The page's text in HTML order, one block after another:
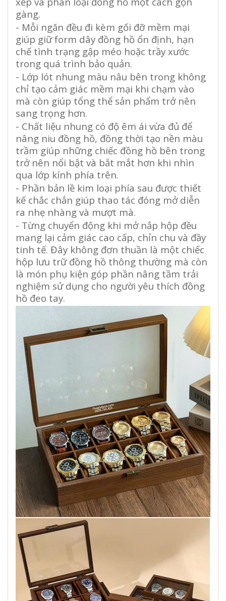
gàng.
- Mỗi ngăn đều đi kèm gối đỡ mềm mại
giúp giữ form dây đồng hồ ổn định, hạn
chế tình trạng gập méo hoặc trầy xước
trong quá trình bảo quản.
- Lớp lót nhung màu nâu bên trong không
chỉ tạo cảm giác mềm mại khi chạm vào
mà còn giúp tổng thể sản phẩm trở nên
sang trọng hơn.
- Chất liệu nhung có độ êm ái vừa đủ để
nâng niu đồng hồ, đồng thời tạo nền màu
trầm giúp những chiếc đồng hồ bên trong
trở nên nổi bật và bắt mắt hơn khi nhìn
qua lớp kính phía trên.
- Phần bản lề kim loại phía sau được thiết
kế chắc chắn giúp thao tác đóng mở diễn
ra nhẹ nhàng và mượt mà.
- Từng chuyển động khi mở nắp hộp đều
mang lại cảm giác cao cấp, chỉn chu và đầy
tinh tế. Đây không đơn thuần là một chiếc
hộp lưu trữ đồng hồ thông thường mà còn
là món phụ kiện góp phần nâng tầm trải
nghiệm sử dụng cho người yêu thích đồng
hồ đeo tay.